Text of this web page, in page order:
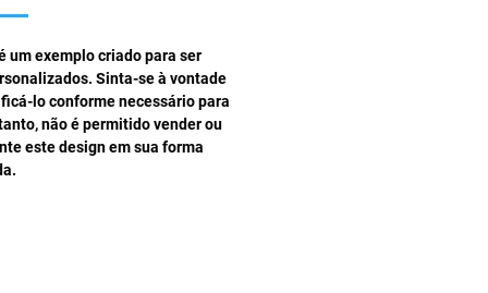
um exemplo criado para ser
Sinta-se à vontade
lo conforme necessário para
não é permitido vender ou
este design em sua forma